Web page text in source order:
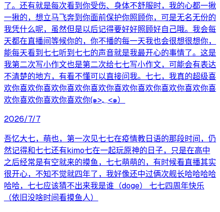
了。还有就是每次看到你受伤、身体不舒服时，我的心都一揪
一揪的，想立马飞奔到你面前保护你照顾你，可是无名无份的
我凭什么呢，虽然但是以后记得要好好照顾好自己哦。我会每
天都在直播间等候你的，你不播的每一天我也会很想很想你，
能每天看到七七听到七七的声音就是我最开心的事情了。这是
我第二次写小作文也是第二次给七七写小作文，可能会有表达
不清楚的地方，有看不懂可以直接问我。七七，我真的超级喜
欢你喜欢你喜欢你喜欢你喜欢你喜欢你喜欢你喜欢你喜欢你喜
欢你喜欢你喜欢你喜欢你(๑>؂<๑）
2026/7/7
吾忆大七，萌也，第一次见七七在疫情教日语的那段时间，仍
然记得和七七还有kimo七在一起玩原神的日子，只是在高中
之后经常是有空就来的摸鱼，七七萌萌的，有时候看直播其实
很开心，不知不觉就四年了，我好像还中过俩次舰长哈哈哈哈
哈哈，七七应该猜不出来我是谁（doge） 七七四周年快乐
（依旧没啥时间看摸鱼人）